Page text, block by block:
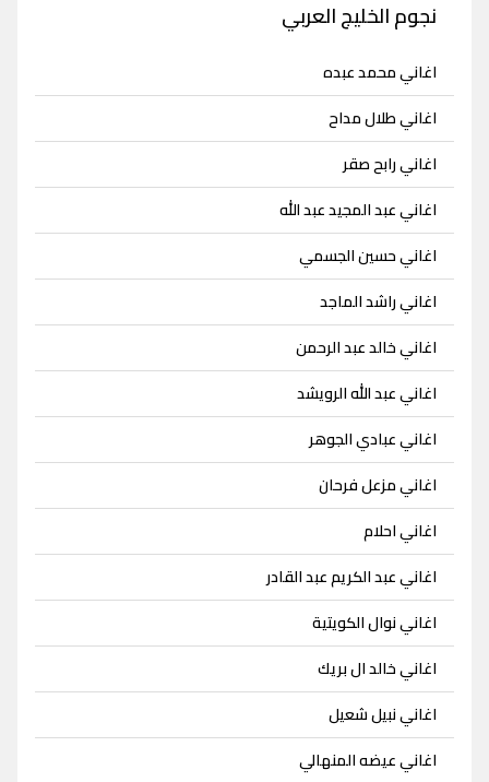
نجوم الخليج العربي
اغاني محمد عبده
اغاني طلال مداح
اغاني رابح صقر
اغاني عبد المجيد عبد الله
اغاني حسين الجسمي
اغاني راشد الماجد
اغاني خالد عبد الرحمن
اغاني عبد الله الرويشد
اغاني عبادي الجوهر
اغاني مزعل فرحان
اغاني احلام
اغاني عبد الكريم عبد القادر
اغاني نوال الكويتية
اغاني خالد ال بريك
اغاني نبيل شعيل
اغاني عيضه المنهالي